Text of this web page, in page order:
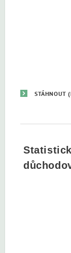
STÁHNOUT